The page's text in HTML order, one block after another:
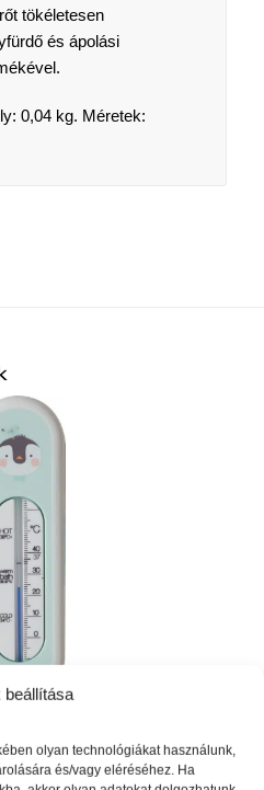
beállítása
olyan technológiákat használunk,
és/vagy eléréséhez. Ha
tökéletesen
és ápolási
0,04 kg. Méretek: